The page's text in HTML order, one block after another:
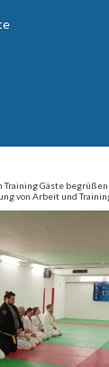
Training Gäste
von Arbeit und